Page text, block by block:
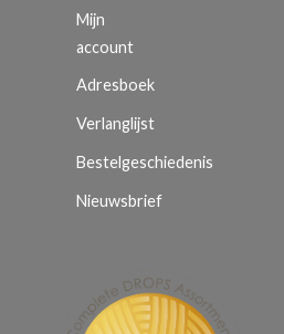
Mijn
account
Adresboek
Verlanglijst
Bestelgeschiedenis
Nieuwsbrief